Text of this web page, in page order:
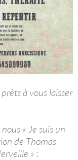
à vous laisser
« Je suis un
de Thomas
» :